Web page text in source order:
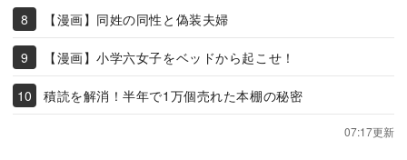
【漫画】同姓の同性と偽装夫婦
【漫画】小学六女子をベッドから起こせ！
積読を解消！半年で1万個売れた本棚の秘密
07:17更新